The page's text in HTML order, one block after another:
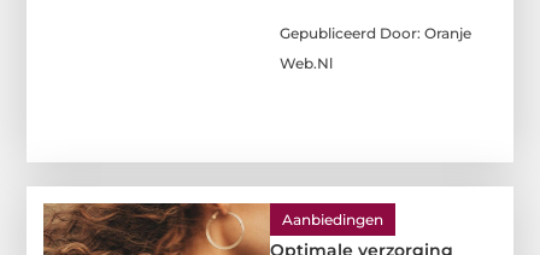
Gepubliceerd Door: Oranje
Web.nl
Aanbiedingen
Optimale verzorging